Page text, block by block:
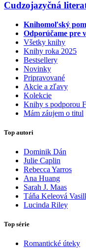
Cudzojazyčná
Knihomoľský
Odporúčame pre
Všetky knihy
Knihy roka 2025
Bestsellery
Novinky
Pripravované
Akcie a zľavy
Kolekcie
Knihy s podporou
Mám záujem o titul
Top autori
Dominik Dán
Julie Caplin
Rebecca Yarros
Ana Huang
Sarah J. Maas
Táňa Keleová
Lucinda Riley
Top série
Romantické úteky